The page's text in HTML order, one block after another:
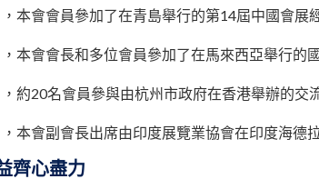
本會會員參加了在青島舉行的第14屆中國會展
本會會長和多位會員參加了在馬來西亞舉行的
約20名會員參與由杭州市政府在香港舉辦的交
本會副會長出席由印度展覽業協會在印度海德
齊心盡力